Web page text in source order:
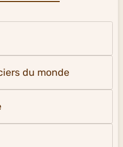
du monde